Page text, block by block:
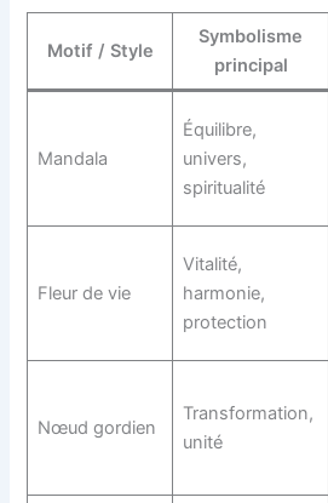
Motif / Style
Symbolisme
principal
Mandala
Équilibre,
univers,
spiritualité
Fleur de vie
Vitalité,
harmonie,
protection
Nœud gordien
Transformation,
unité